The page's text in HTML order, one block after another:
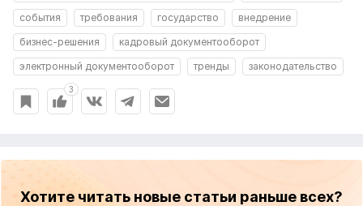
события
требования государство
внедрение
бизнес-решения
кадровый документооборот
электронный документооборот
тренды законодательство
3
Хотите читать новые статьи раньше всех?